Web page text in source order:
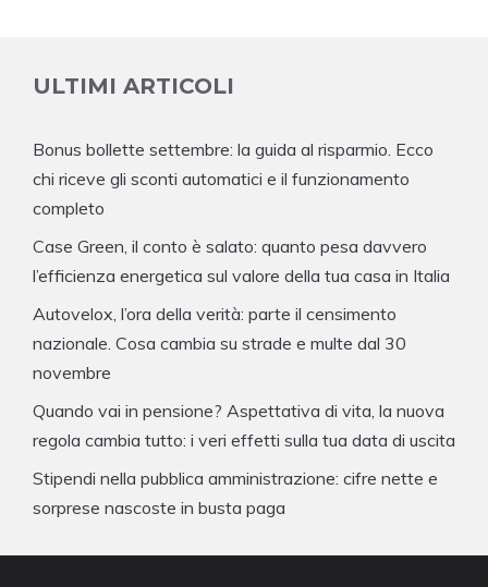
ULTIMI ARTICOLI
Bonus bollette settembre: la guida al risparmio. Ecco
chi riceve gli sconti automatici e il funzionamento
completo
Case Green, il conto è salato: quanto pesa davvero
l’efficienza energetica sul valore della tua casa in Italia
Autovelox, l’ora della verità: parte il censimento
nazionale. Cosa cambia su strade e multe dal 30
novembre
Quando vai in pensione? Aspettativa di vita, la nuova
regola cambia tutto: i veri effetti sulla tua data di uscita
Stipendi nella pubblica amministrazione: cifre nette e
sorprese nascoste in busta paga